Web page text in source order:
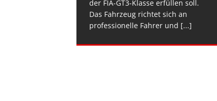
der FIA-GT3-Klasse erfüllen soll.
Das Fahrzeug richtet sich an
professionelle Fahrer und [...]